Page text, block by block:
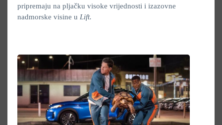
pripremaju na pljačku visoke vrijednosti i izazovne
nadmorske visine u Lift.